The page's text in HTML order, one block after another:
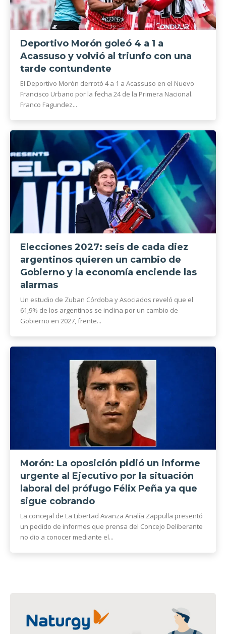
Deportivo Morón goleó 4 a 1 a
Acassuso y volvió al triunfo con una
tarde contundente
El Deportivo Morón derrotó 4 a 1 a Acassuso en el Nuevo
Francisco Urbano por la fecha 24 de la Primera Nacional.
Franco Fagundez...
Elecciones 2027: seis de cada diez
argentinos quieren un cambio de
Gobierno y la economía enciende las
alarmas
Un estudio de Zuban Córdoba y Asociados reveló que el
61,9% de los argentinos se inclina por un cambio de
Gobierno en 2027, frente...
Morón: La oposición pidió un informe
urgente al Ejecutivo por la situación
laboral del prófugo Félix Peña ya que
sigue cobrando
La concejal de La Libertad Avanza Analía Zappulla presentó
un pedido de informes que prensa del Concejo Deliberante
no dio a conocer mediante el...